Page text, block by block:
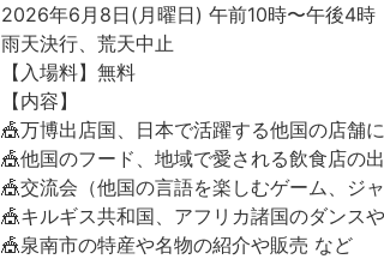
2026年6月8日(月曜日) 午前10時〜午後4時
雨天決行、荒天中止
【入場料】無料
【内容】
🎪万博出店国、日本で活躍する他国の店舗
🎪他国のフード、地域で愛される飲食店の
🎪交流会（他国の言語を楽しむゲーム、ジャ
🎪キルギス共和国、アフリカ諸国のダンス
🎪泉南市の特産や名物の紹介や販売 など